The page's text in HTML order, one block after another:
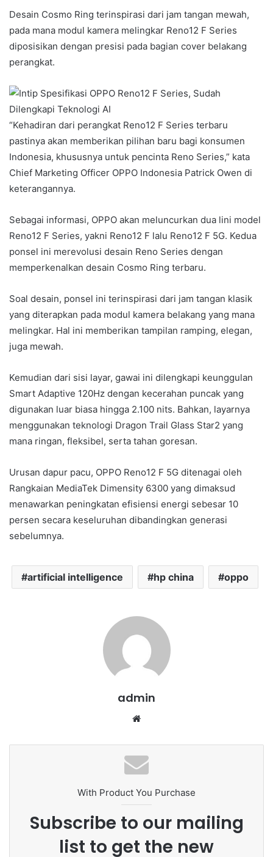
Desain Cosmo Ring terinspirasi dari jam tangan mewah,
pada mana modul kamera melingkar Reno12 F Series
diposisikan dengan presisi pada bagian cover belakang
perangkat.
“Kehadiran dari perangkat Reno12 F Series terbaru
pastinya akan memberikan pilihan baru bagi konsumen
Indonesia, khususnya untuk pencinta Reno Series,” kata
Chief Marketing Officer OPPO Indonesia Patrick Owen di
keterangannya.
Sebagai informasi, OPPO akan meluncurkan dua lini model
Reno12 F Series, yakni Reno12 F lalu Reno12 F 5G. Kedua
ponsel ini merevolusi desain Reno Series dengan
memperkenalkan desain Cosmo Ring terbaru.
Soal desain, ponsel ini terinspirasi dari jam tangan klasik
yang diterapkan pada modul kamera belakang yang mana
melingkar. Hal ini memberikan tampilan ramping, elegan,
juga mewah.
Kemudian dari sisi layar, gawai ini dilengkapi keunggulan
Smart Adaptive 120Hz dengan kecerahan puncak yang
digunakan luar biasa hingga 2.100 nits. Bahkan, layarnya
menggunakan teknologi Dragon Trail Glass Star2 yang
mana ringan, fleksibel, serta tahan goresan.
Urusan dapur pacu, OPPO Reno12 F 5G ditenagai oleh
Rangkaian MediaTek Dimensity 6300 yang dimaksud
menawarkan peningkatan efisiensi energi sebesar 10
persen secara keseluruhan dibandingkan generasi
sebelumnya.
artificial intelligence hp china oppo
admin
te
With Product You Purchase
Subscribe to our mailing
list to get the new